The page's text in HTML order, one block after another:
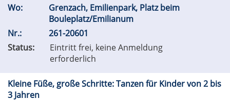
Wo:
Grenzach, Emilienpark, Platz beim
Bouleplatz/Emilianum
Nr.:
261-20601
Status:
Eintritt frei, keine Anmeldung
erforderlich
Kleine Füße, große Schritte: Tanzen für Kinder von 2 bis
3 Jahren